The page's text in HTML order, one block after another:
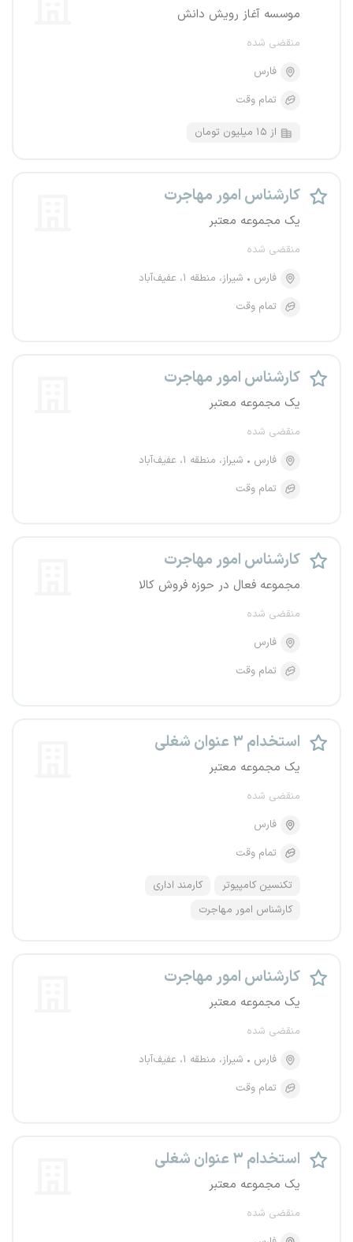
موسسه آغاز رویش دانش
منقضی شده
فارس
تمام وقت
از ۱۵ میلیون تومان
کارشناس امور مهاجرت
یک مجموعه معتبر
منقضی شده
فارس
شیراز، منطقه ۱، عفیف‌آباد
تمام وقت
کارشناس امور مهاجرت
یک مجموعه معتبر
منقضی شده
فارس
شیراز، منطقه ۱، عفیف‌آباد
تمام وقت
کارشناس امور مهاجرت
مجموعه فعال در حوزه فروش کالا
منقضی شده
فارس
تمام وقت
استخدام ۳ عنوان شغلی
یک مجموعه معتبر
منقضی شده
فارس
تمام وقت
تکنسین کامپیوتر
کارمند اداری
کارشناس امور مهاجرت
کارشناس امور مهاجرت
یک مجموعه معتبر
منقضی شده
فارس
شیراز، منطقه ۱، عفیف‌آباد
تمام وقت
استخدام ۳ عنوان شغلی
یک مجموعه معتبر
منقضی شده